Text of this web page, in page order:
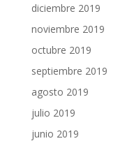
diciembre 2019
noviembre 2019
octubre 2019
septiembre 2019
agosto 2019
julio 2019
junio 2019